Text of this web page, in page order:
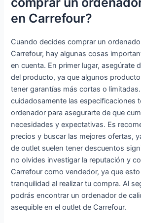
Tipo c Mini
HDMI Gris
Graphics,
Windows 11
Home en
Microsoft
365
Personal
Incluido)
Gris -
Teclado
QWERTY
Español
Portátil Win 11 con
Ventilador 1920 *
1200 2K FHD
Compatibilidad -
en Carrefour?
Cuando decides comprar un
Carrefour, hay algunas cosas
en cuenta. En primer lugar, asegúrate
del producto, ya que algunos
tener garantías más cortas o
cuidadosamente las especificaciones
ordenador para asegurarte de que
necesidades y expectativas. Es
precios y buscar las mejores ofertas,
de outlet suelen tener descuentos
no olvides investigar la reputación y
Carrefour como vendedor, ya que
tranquilidad al realizar tu compra. Al
podrás encontrar un ordenador de
asequible en el outlet de Carrefour.